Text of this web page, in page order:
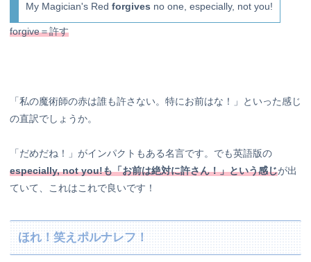
My Magician's Red forgives no one, especially, not you!
forgive＝許す
「私の魔術師の赤は誰も許さない。特にお前はな！」といった感じ
の直訳でしょうか。
「だめだね！」がインパクトもある名言です。でも英語版の
especially, not you!も「お前は絶対に許さん！」という感じが出
ていて、これはこれで良いです！
ほれ！笑えポルナレフ！